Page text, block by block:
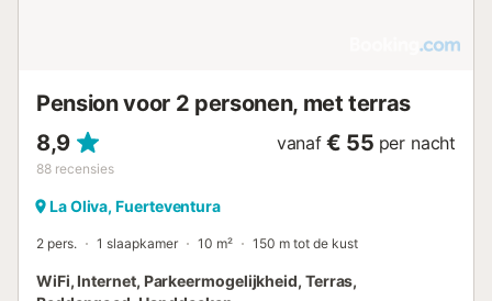
Pension voor 2 personen, met terras
8,9
88 recensies
vanaf € 55 per nacht
La Oliva, Fuerteventura
2 pers. 1 slaapkamer 10 m² 150 m tot de kust
WiFi, Internet, Parkeermogelijkheid, Terras,